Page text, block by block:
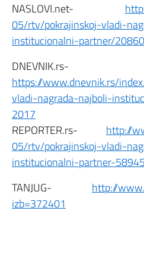
NASLOVI.net-
05/rtv/pokrajinskoj-vladi-
institucionalni-partner/
DNEVNIK.rs-
https://www.dnevnik.rs/
vladi-nagrada-najboli-
2017
REPORTER.rs- http://
05/rtv/pokrajinskoj-vladi-
institucionalni-partner-
TANJUG- http://
izb=372401